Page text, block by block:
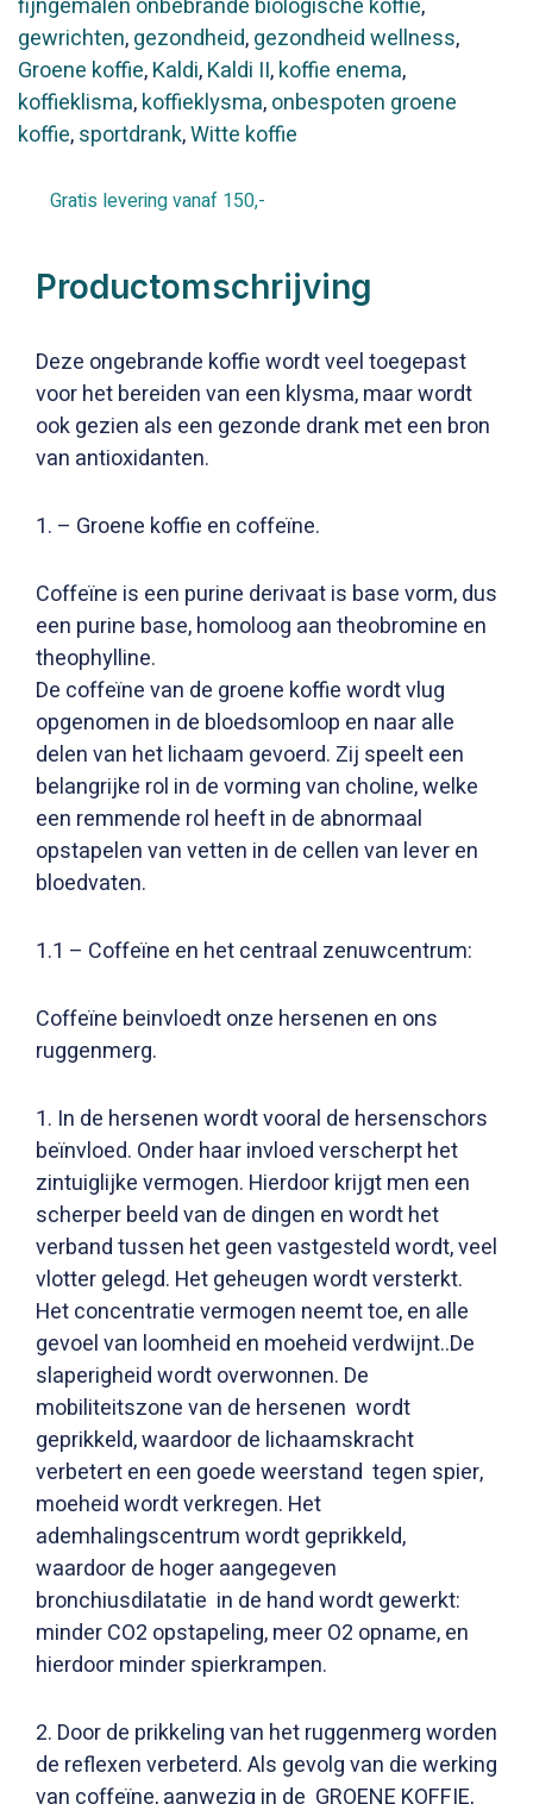
Kaldi
II
aantal
fijngemalen onbebrande biologische koffie,
gewrichten,gezondheid,gezondheid wellness,
Groene koffie,Kaldi,Kaldi II,koffie enema,
koffieklisma,koffieklysma,onbespoten groene
koffie,sportdrank,Witte koffie
Gratis levering vanaf 150,-
Productomschrijving
Deze ongebrande koffie wordt veel toegepast
voor het bereiden van een klysma, maar wordt
ook gezien als een gezonde drank met een bron
van antioxidanten.
1. – Groene koffie en coffeïne.
Coffeïne is een purine derivaat is base vorm, dus
een purine base, homoloog aan theobromine en
theophylline.
De coffeïne van de groene koffie wordt vlug
opgenomen in de bloedsomloop en naar alle
delen van het lichaam gevoerd. Zij speelt een
belangrijke rol in de vorming van choline, welke
een remmende rol heeft in de abnormaal
opstapelen van vetten in de cellen van lever en
bloedvaten.
1.1 – Coffeïne en het centraal zenuwcentrum:
Coffeïne beinvloedt onze hersenen en ons
ruggenmerg.
1. In de hersenen wordt vooral de hersenschors
beïnvloed. Onder haar invloed verscherpt het
zintuiglijke vermogen. Hierdoor krijgt men een
scherper beeld van de dingen en wordt het
verband tussen het geen vastgesteld wordt, veel
vlotter gelegd. Het geheugen wordt versterkt.
Het concentratie vermogen neemt toe, en alle
gevoel van loomheid en moeheid verdwijnt..De
slaperigheid wordt overwonnen. De
mobiliteitszone van de hersenen wordt
geprikkeld, waardoor de lichaamskracht
verbetert en een goede weerstand tegen spier,
moeheid wordt verkregen. Het
ademhalingscentrum wordt geprikkeld,
waardoor de hoger aangegeven
bronchiusdilatatie in de hand wordt gewerkt:
minder CO2 opstapeling, meer O2 opname, en
hierdoor minder spierkrampen.
2. Door de prikkeling van het ruggenmerg worden
de reflexen verbeterd. Als gevolg van die werking
van coffeïne, aanwezig in de GROENE KOFFIE,